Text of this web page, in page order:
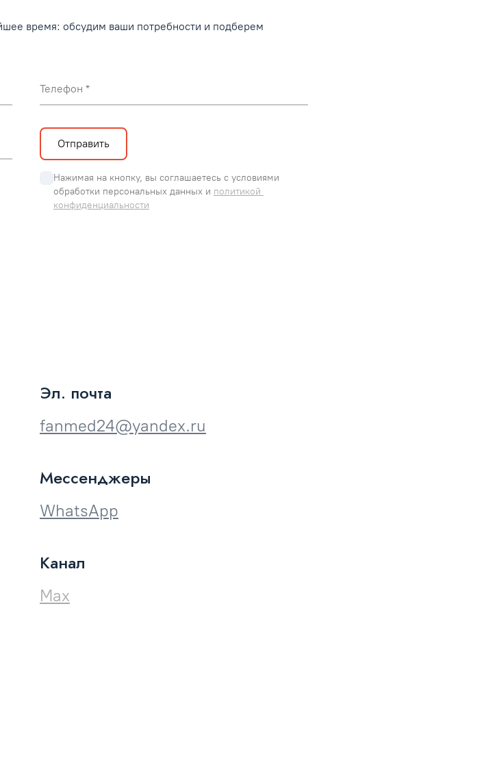
время: обсудим ваши потребности и подберем
Телефон
Нажимая на кнопку, вы соглашаетесь с условиями
обработки персональных данных и политикой
конфиденциальности
Эл. почта
fanmed24@yandex.ru
Мессенджеры
WhatsApp
Канал
Max